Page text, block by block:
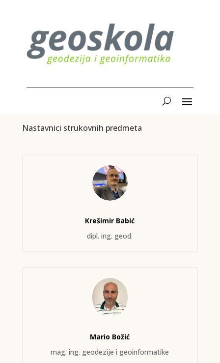
Nastavnici strukovnih predmeta
Krešimir Babić
dipl. ing. geod.
Mario Božić
mag. ing. geodezije i geoinformatike